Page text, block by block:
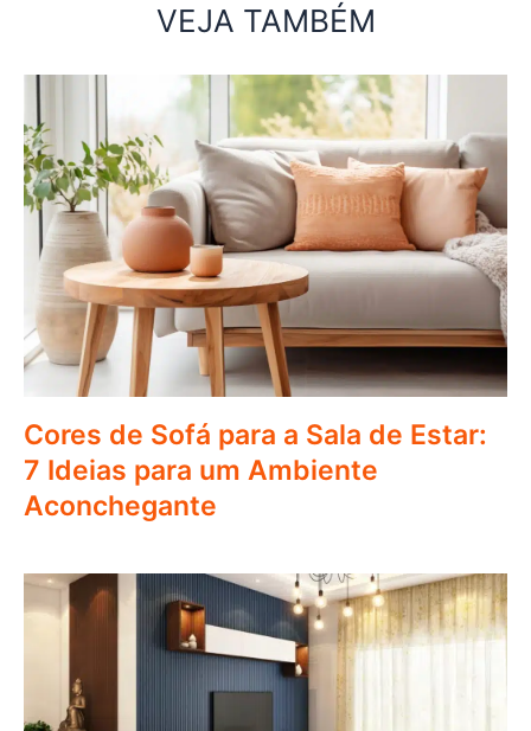
VEJA TAMBÉM
Cores de Sofá para a Sala de Estar:
7 Ideias para um Ambiente
Aconchegante